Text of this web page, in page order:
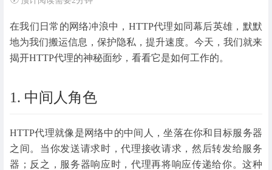
在我们日常的网络冲浪中，HTTP代理如同幕后英雄，默默
地为我们搬运信息，保护隐私，提升速度。今天，我们就来
揭开HTTP代理的神秘面纱，看看它是如何工作的。
1. 中间人角色
HTTP代理就像是网络中的中间人，坐落在你和目标服务器
之间。当你发送请求时，代理接收请求，然后转发给服务
器；反之，服务器响应时，代理再将响应传递给你。这种